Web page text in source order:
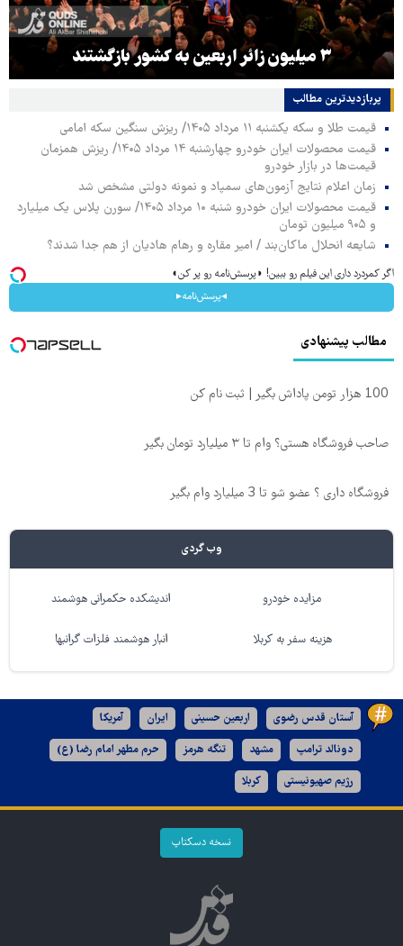
۳ میلیون زائر اربعین به کشور بازگشتند
پربازدیدترین‌ مطالب
قیمت طلا و سکه یکشنبه ۱۱ مرداد ۱۴۰۵/ ریزش سنگین سکه امامی
قیمت محصولات ایران خودرو چهارشنبه ۱۴ مرداد ۱۴۰۵/ ریزش همزمان
قیمت‌ها در بازار خودرو
زمان اعلام نتایج آزمون‌های سمپاد و نمونه دولتی مشخص شد
قیمت محصولات ایران خودرو شنبه ۱۰ مرداد ۱۴۰۵/ سورن پلاس یک میلیارد
و ۹۰۵ میلیون تومان
شایعه انحلال ماکان‌بند / امیر مقاره و رهام هادیان از هم جدا شدند؟
اگر کمردرد داری این فیلم رو ببین! ◗پرسش‌نامه رو پر کن◖
◂پرسش‌نامه▸
مطالب پیشنهادی
100 هزار تومن پاداش بگیر | ثبت نام کن
صاحب فروشگاه هستی؟ وام تا ۳ میلیارد تومان بگیر
فروشگاه داری ؟ عضو شو تا 3 میلیارد وام بگیر
وب گردی
مزایده خودرو اندیشکده حکمرانی هوشمند
هزینه سفر به کربلا انبار هوشمند فلزات گرانبها
آستان قدس رضوی اربعین حسینی ایران آمریکا
دونالد ترامپ مشهد تنگه هرمز حرم مطهر امام رضا (ع)
رژیم صهیونیستی کربلا
نسخه دسکتاپ